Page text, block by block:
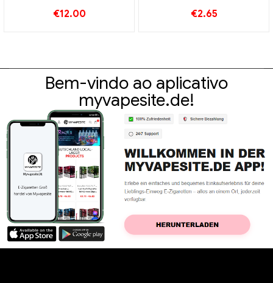
unidades/pacote cigarros
€12.00 €2.65
Bem-vindo ao aplicativo
myvapesite.de!